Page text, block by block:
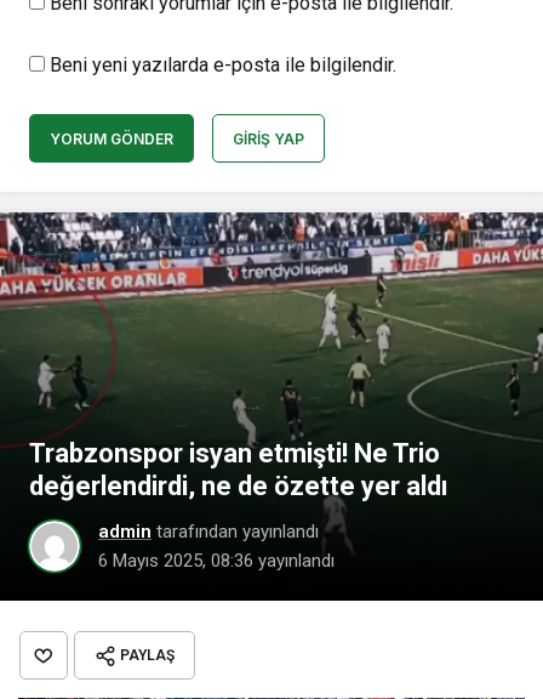
Beni yeni yazılarda e-posta ile bilgilendir.
YORUM GÖNDER GIRIŞ YAP
Trabzonspor isyan etmişti! Ne Trio
değerlendirdi, ne de özette yer aldı
admin tarafından yayınlandı
6 Mayıs 2025, 08:36 yayınlandı
PAYLAŞ